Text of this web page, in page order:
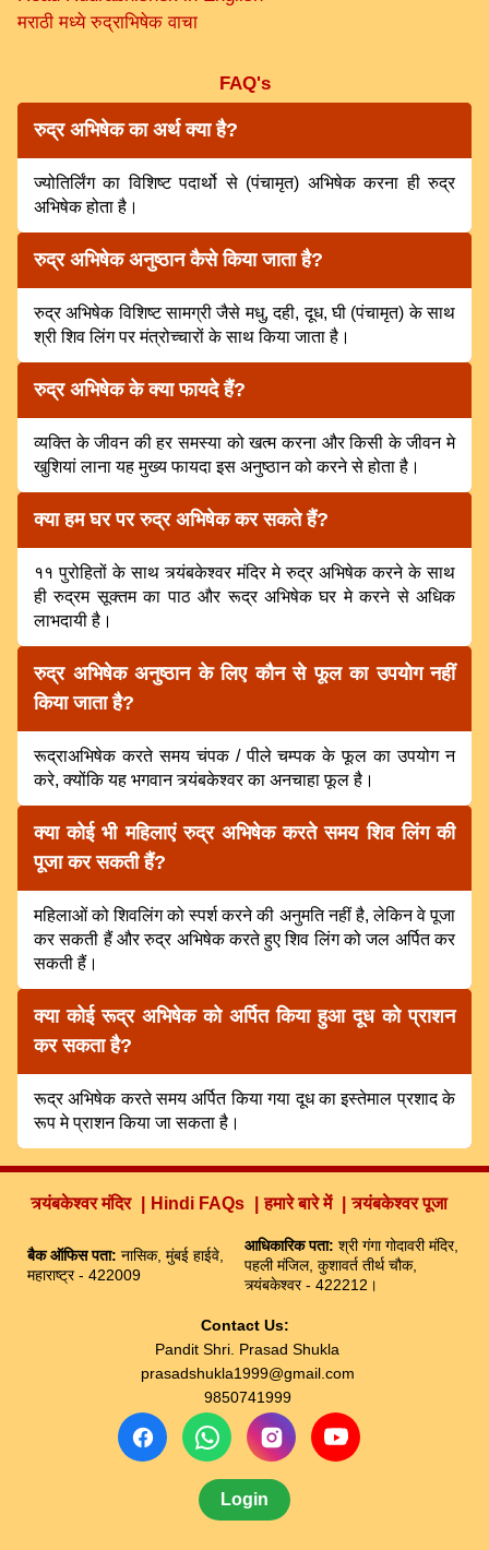
मराठी मध्ये रुद्राभिषेक वाचा
FAQ's
रुद्र अभिषेक का अर्थ क्या है?
ज्योतिर्लिंग का विशिष्ट पदार्थो से (पंचामृत) अभिषेक करना ही रुद्र
अभिषेक होता है।
रुद्र अभिषेक अनुष्ठान कैसे किया जाता है?
रुद्र अभिषेक विशिष्ट सामग्री जैसे मधु, दही, दूध, घी (पंचामृत) के साथ
श्री शिव लिंग पर मंत्रोच्चारों के साथ किया जाता है।
रुद्र अभिषेक के क्या फायदे हैं?
व्यक्ति के जीवन की हर समस्या को खत्म करना और किसी के जीवन मे
खुशियां लाना यह मुख्य फायदा इस अनुष्ठान को करने से होता है।
क्या हम घर पर रुद्र अभिषेक कर सकते हैं?
११ पुरोहितों के साथ त्र्यंबकेश्वर मंदिर मे रुद्र अभिषेक करने के साथ
ही रुद्रम सूक्तम का पाठ और रूद्र अभिषेक घर मे करने से अधिक
लाभदायी है।
रुद्र अभिषेक अनुष्ठान के लिए कौन से फूल का उपयोग नहीं
किया जाता है?
रूद्राअभिषेक करते समय चंपक / पीले चम्पक के फूल का उपयोग न
करे, क्योंकि यह भगवान त्र्यंबकेश्वर का अनचाहा फूल है।
क्या कोई भी महिलाएं रुद्र अभिषेक करते समय शिव लिंग की
पूजा कर सकती हैं?
महिलाओं को शिवलिंग को स्पर्श करने की अनुमति नहीं है, लेकिन वे पूजा
कर सकती हैं और रुद्र अभिषेक करते हुए शिव लिंग को जल अर्पित कर
सकती हैं।
क्या कोई रूद्र अभिषेक को अर्पित किया हुआ दूध को प्राशन
कर सकता है?
रूद्र अभिषेक करते समय अर्पित किया गया दूध का इस्तेमाल प्रशाद के
रूप मे प्राशन किया जा सकता है।
त्र्यंबकेश्वर मंदिर Hindi FAQs हमारे बारे में त्र्यंबकेश्वर पूजा
बैक ऑफिस पता: नासिक, मुंबई हाईवे,
महाराष्ट्र - 422009
आधिकारिक पता: श्री गंगा गोदावरी मंदिर,
पहली मंजिल, कुशावर्त तीर्थ चौक,
त्र्यंबकेश्वर - 422212।
Contact Us:
Pandit Shri. Prasad Shukla
prasadshukla1999@gmail.com
9850741999
Login